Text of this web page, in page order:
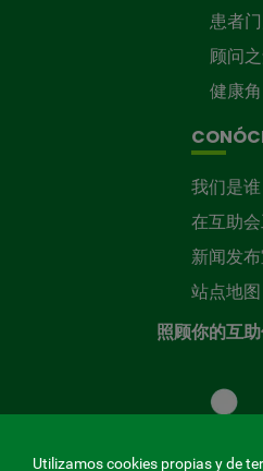
患者
顾问
健康角
我们是谁
在互助
新闻发
站点地图
照顾你的互
Utilizamos cookies propias y de